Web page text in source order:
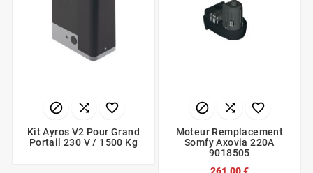
  
Kit Ayros V2 Pour Grand
Portail 230 V / 1500 Kg
  
Moteur Remplacement
Somfy Axovia 220A
9018505
261,00 €